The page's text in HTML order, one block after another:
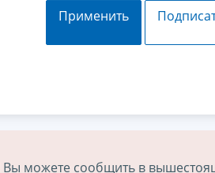
Применить
Вы можете сообщить в